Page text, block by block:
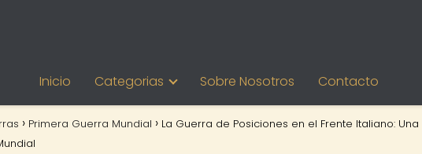
Inicio Categorias Sobre Nosotros Contacto
Primera Guerra Mundial
La Guerra de Posiciones en el Frente Italiano: Una